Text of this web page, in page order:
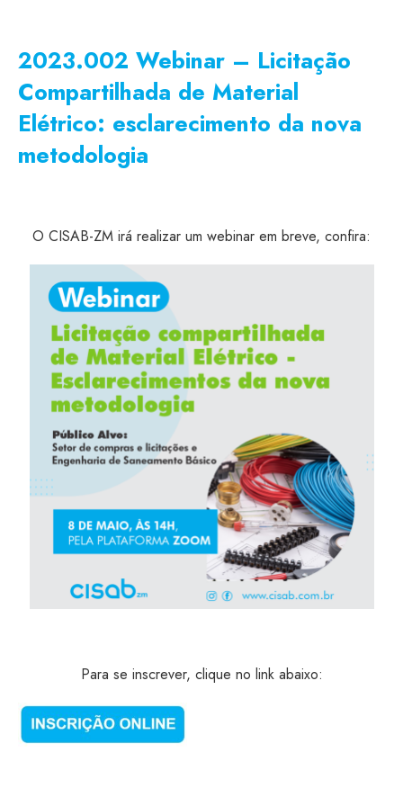
2023.002 Webinar – Licitação
Compartilhada de Material
Elétrico: esclarecimento da nova
metodologia
O CISAB-ZM irá realizar um webinar em breve, confira:
Para se inscrever, clique no link abaixo:
CISSA
Assistente Virtual do CISAB